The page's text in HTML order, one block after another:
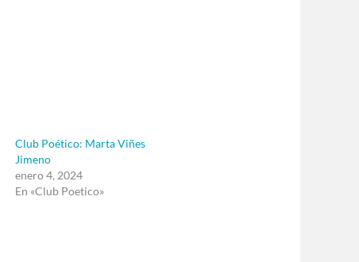
Club Poético: Marta Viñes
Jimeno
enero 4, 2024
En «Club Poetico»